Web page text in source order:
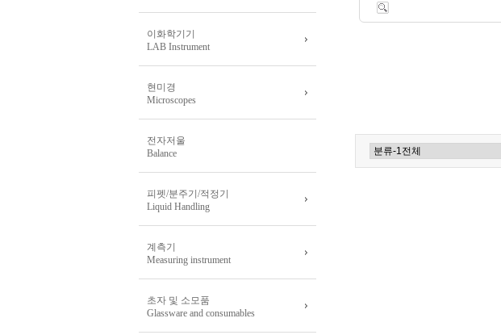
이화학기기
LAB Instrument
현미경
Microscopes
전자저울
Balance
피펫/분주기/적정기
Liquid Handling
계측기
Measuring instrument
초자 및 소모품
Glassware and consumables